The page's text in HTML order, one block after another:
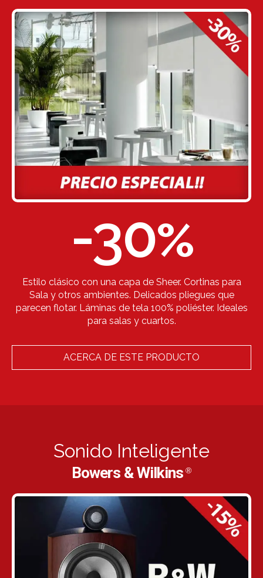
-30%
Estilo clásico con una capa de Sheer. Cortinas para
Sala y otros ambientes. Delicados pliegues que
parecen flotar. Láminas de tela 100% poliéster. Ideales
para salas y cuartos.
ACERCA DE ESTE PRODUCTO
Sonido Inteligente
Bowers & Wilkins ®